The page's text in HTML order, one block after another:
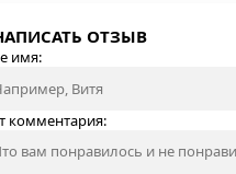
ОТЗЫВ
имя:
комментария: